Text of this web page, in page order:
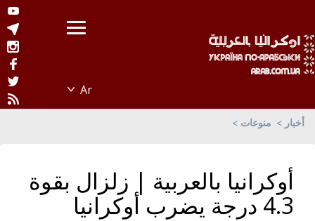
أخبار منوعات
أوكرانيا بالعربية | زلزال بقوة
4.3 درجة يضرب أوكرانيا